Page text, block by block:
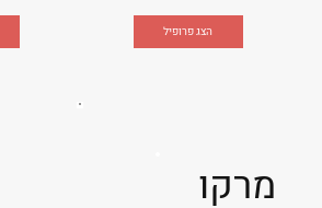
הצג פרופיל
מרקו